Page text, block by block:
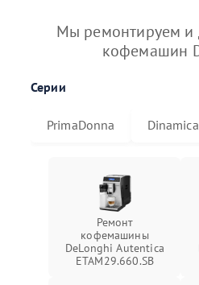
Мы ремонтируем и
кофемашин
Серии
PrimaDonna Dinamica
Ремонт
кофемашины
DeLonghi Autentica
ETAM29.660.SB